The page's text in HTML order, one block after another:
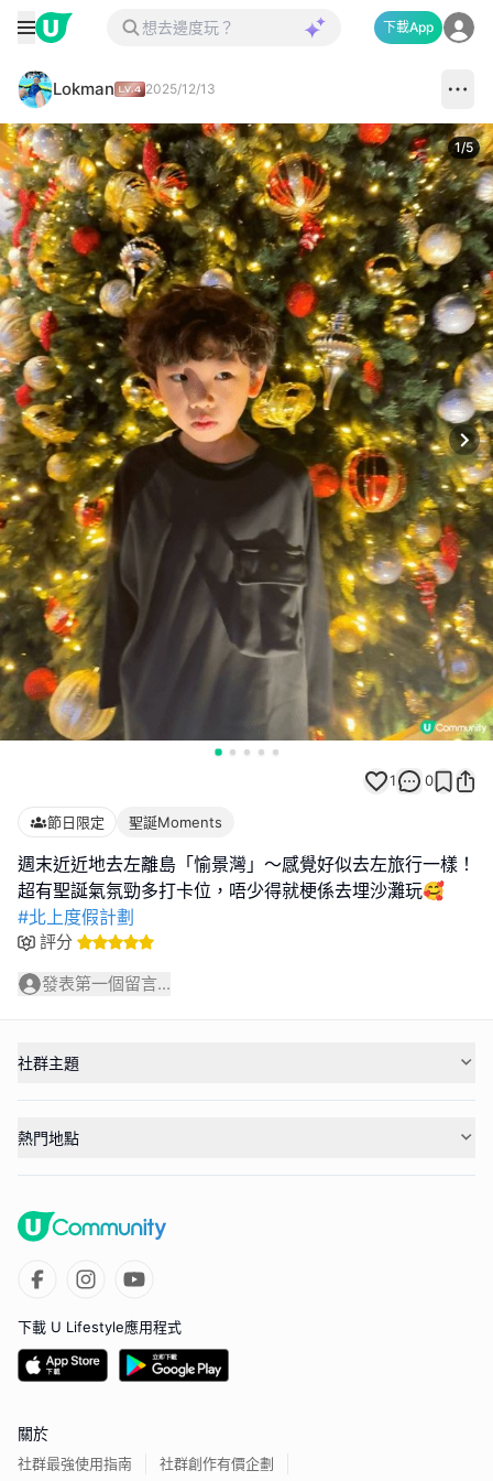
下載App
Lokman 2025/12/13
1/5
1 0
節日限定 聖誕Moments
週末近近地去左離島「愉景灣」～感覺好似去左旅行一樣！
#北上度假計劃
評分
發表第一個留言...
社群主題
熱門地點
下載 U Lifestyle應用程式
關於
社群最強使用指南 社群創作有價企劃